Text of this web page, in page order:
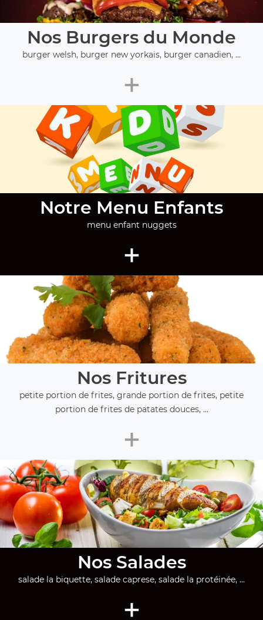
Nos Burgers du Monde
burger welsh, burger new yorkais, burger canadien, ...
+
Notre Menu Enfants
menu enfant nuggets
+
Nos Fritures
petite portion de frites, grande portion de frites, petite
portion de frites de patates douces, ...
+
Nos Salades
salade la biquette, salade caprese, salade la protéinée, ...
+